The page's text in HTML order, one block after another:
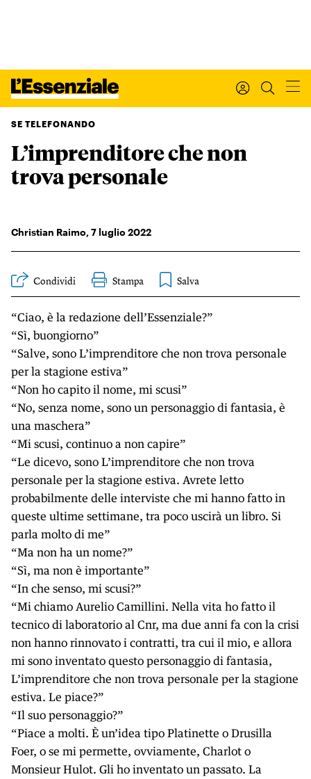
Xxx
Leggi Internazionale
Regala o rinnova
Esci
L’ESSENZIALE
Ultimi articoli
INTERNAZIONALE
IL SETTIMANALE
KIDS
FESTIVAL
L’ESSENZIALE
SE TELEFONANDO
L’imprenditore che non
trova personale
Christian Raimo,7 luglio 2022
Condividi Stampa
“Ciao, è la redazione dell’Essenziale?”
“Sì, buongiorno”
“Salve, sono L’imprenditore che non trova personale
per la stagione estiva”
“Non ho capito il nome, mi scusi”
“No, senza nome, sono un personaggio di fantasia, è
una maschera”
“Mi scusi, continuo a non capire”
“Le dicevo, sono L’imprenditore che non trova
personale per la stagione estiva. Avrete letto
probabilmente delle interviste che mi hanno fatto in
queste ultime settimane, tra poco uscirà un libro. Si
parla molto di me”
“Ma non ha un nome?”
“Sì, ma non è importante”
“In che senso, mi scusi?”
“Mi chiamo Aurelio Camillini. Nella vita ho fatto il
tecnico di laboratorio al Cnr, ma due anni fa con la crisi
non hanno rinnovato i contratti, tra cui il mio, e allora
mi sono inventato questo personaggio di fantasia,
L’imprenditore che non trova personale per la stagione
estiva. Le piace?”
“Il suo personaggio?”
“Piace a molti. È un’idea tipo Platinette o Drusilla
Foer, o se mi permette, ovviamente, Charlot o
Monsieur Hulot. Gli ho inventato un passato. La